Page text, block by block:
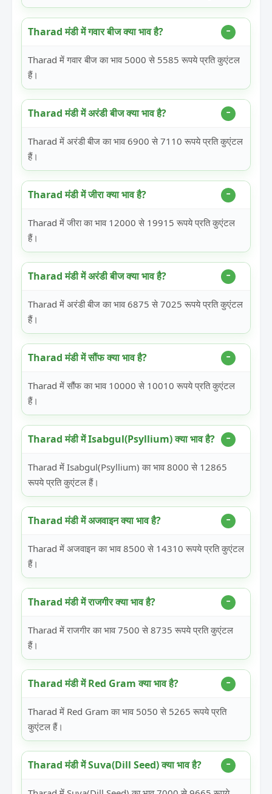
Tharad मंडी में गवार बीज क्या भाव है?
Tharad में गवार बीज का भाव 5000 से 5585 रूपये प्रति कुएंटल
हैं।
Tharad मंडी में अरंडी बीज क्या भाव है?
Tharad में अरंडी बीज का भाव 6900 से 7110 रूपये प्रति कुएंटल
हैं।
Tharad मंडी में जीरा क्या भाव है?
Tharad में जीरा का भाव 12000 से 19915 रूपये प्रति कुएंटल
हैं।
Tharad मंडी में अरंडी बीज क्या भाव है?
Tharad में अरंडी बीज का भाव 6875 से 7025 रूपये प्रति कुएंटल
हैं।
Tharad मंडी में सौंफ क्या भाव है?
Tharad में सौंफ का भाव 10000 से 10010 रूपये प्रति कुएंटल
हैं।
Tharad मंडी में Isabgul(Psyllium) क्या भाव है?
Tharad में Isabgul(Psyllium) का भाव 8000 से 12865
रूपये प्रति कुएंटल हैं।
Tharad मंडी में अजवाइन क्या भाव है?
Tharad में अजवाइन का भाव 8500 से 14310 रूपये प्रति कुएंटल
हैं।
Tharad मंडी में राजगीर क्या भाव है?
Tharad में राजगीर का भाव 7500 से 8735 रूपये प्रति कुएंटल
हैं।
Tharad मंडी में Red Gram क्या भाव है?
Tharad में Red Gram का भाव 5050 से 5265 रूपये प्रति
कुएंटल हैं।
Tharad मंडी में Suva(Dill Seed) क्या भाव है?